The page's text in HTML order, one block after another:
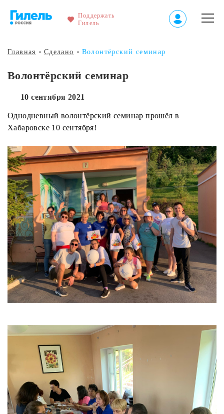
Поддержать
Гилель
Главная Сделано Волонтёрский семинар
Волонтёрский семинар
10 сентября 2021
Однодневный волонтёрский семинар прошёл в
Хабаровске 10 сентября!